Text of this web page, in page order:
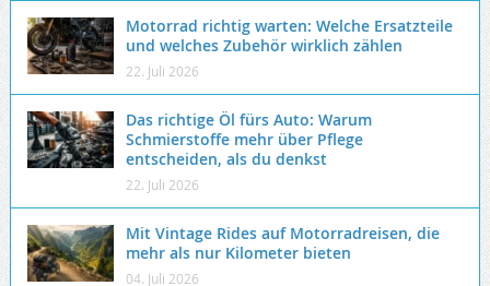
Motorrad richtig warten: Welche Ersatzteile
und welches Zubehör wirklich zählen
22. Juli 2026
Das richtige Öl fürs Auto: Warum
Schmierstoffe mehr über Pflege
entscheiden, als du denkst
22. Juli 2026
Mit Vintage Rides auf Motorradreisen, die
mehr als nur Kilometer bieten
04. Juli 2026